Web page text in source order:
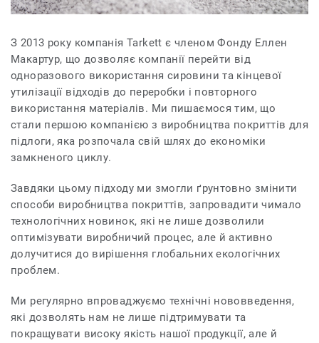
З 2013 року компанія Tarkett є членом Фонду Еллен
Макартур, що дозволяє компанії перейти від
одноразового використання сировини та кінцевої
утилізації відходів до переробки і повторного
використання матеріалів. Ми пишаємося тим, що
стали першою компанією з виробництва покриттів для
підлоги, яка розпочала свій шлях до економіки
замкненого циклу.
Завдяки цьому підходу ми змогли ґрунтовно змінити
способи виробництва покриттів, запровадити чимало
технологічних новинок, які не лише дозволили
оптимізувати виробничий процес, але й активно
долучитися до вирішення глобальних екологічних
проблем.
Ми регулярно впроваджуємо технічні нововведення,
які дозволять нам не лише підтримувати та
покращувати високу якість нашої продукції, але й